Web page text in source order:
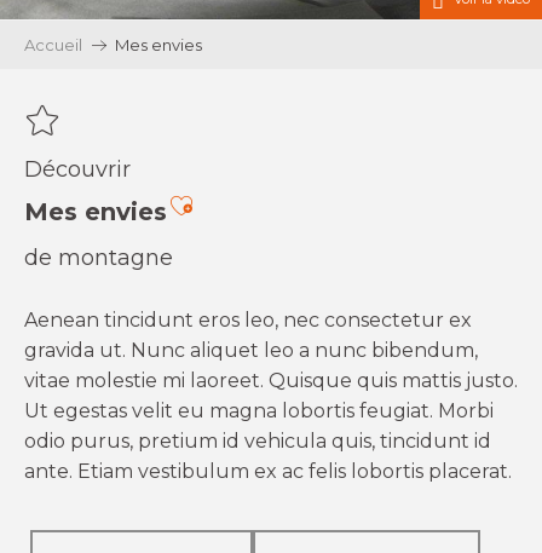
Accueil Mes envies
Découvrir
Mes enviesAjouter aux favoris
de montagne
Aenean tincidunt eros leo, nec consectetur ex
gravida ut. Nunc aliquet leo a nunc bibendum,
vitae molestie mi laoreet. Quisque quis mattis justo.
Ut egestas velit eu magna lobortis feugiat. Morbi
odio purus, pretium id vehicula quis, tincidunt id
ante. Etiam vestibulum ex ac felis lobortis placerat.